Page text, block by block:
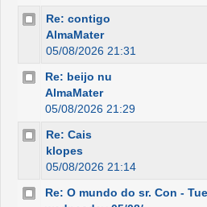
Re: contigo
AlmaMater
05/08/2026 21:31
Re: beijo nu
AlmaMater
05/08/2026 21:29
Re: Cais
klopes
05/08/2026 21:14
Re: O mundo do sr. Con -